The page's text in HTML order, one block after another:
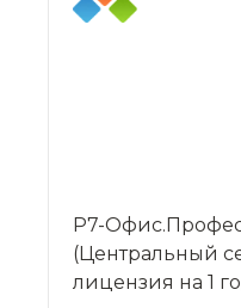
Р7-
(Центральный
лицензия на 1